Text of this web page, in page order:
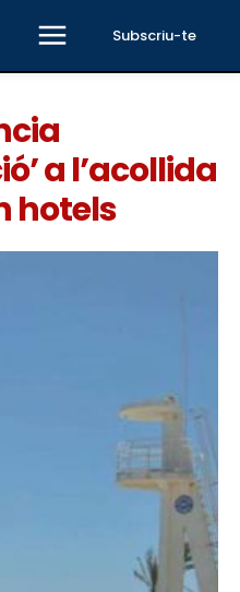
Subscriu-te
a l’acollida
hotels